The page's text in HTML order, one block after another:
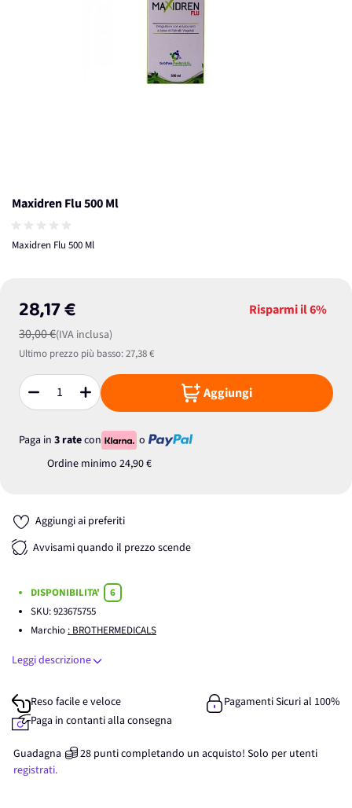
Maxidren Flu 500 Ml
Maxidren Flu 500 Ml
28,17 €
30,00 €(IVA inclusa)
Risparmi il6%
Ultimo prezzo più basso:27,38 €
Quantità Aggiungi
Paga in 3 ratecon
o
Ordine minimo 24,90 €
Aggiungi ai preferiti
Avvisami quando il prezzo scende
DISPONIBILITA'
6
SKU:923675755
Marchio : BROTHERMEDICALS
Leggi descrizione
Reso facile e veloce
Pagamenti Sicuri al 100%
Paga in contanti alla consegna
Guadagna 28 punticompletando un acquisto! Solo per utenti
registrati.